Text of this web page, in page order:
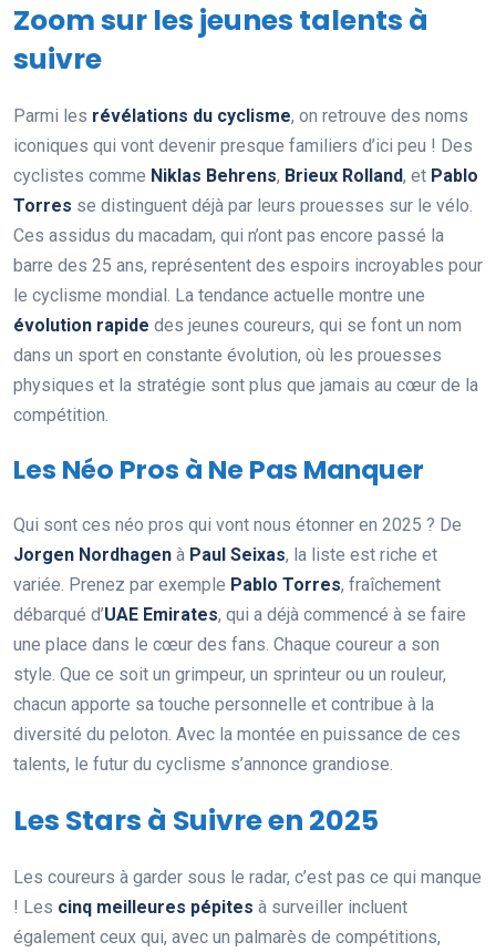
Zoom sur les jeunes talents à
suivre
Parmi les révélations du cyclisme, on retrouve des noms
iconiques qui vont devenir presque familiers d’ici peu ! Des
cyclistes comme Niklas Behrens, Brieux Rolland, et Pablo
Torres se distinguent déjà par leurs prouesses sur le vélo.
Ces assidus du macadam, qui n’ont pas encore passé la
barre des 25 ans, représentent des espoirs incroyables pour
le cyclisme mondial. La tendance actuelle montre une
évolution rapide des jeunes coureurs, qui se font un nom
dans un sport en constante évolution, où les prouesses
physiques et la stratégie sont plus que jamais au cœur de la
compétition.
Les Néo Pros à Ne Pas Manquer
Qui sont ces néo pros qui vont nous étonner en 2025 ? De
Jorgen Nordhagen à Paul Seixas, la liste est riche et
variée. Prenez par exemple Pablo Torres, fraîchement
débarqué d’UAE Emirates, qui a déjà commencé à se faire
une place dans le cœur des fans. Chaque coureur a son
style. Que ce soit un grimpeur, un sprinteur ou un rouleur,
chacun apporte sa touche personnelle et contribue à la
diversité du peloton. Avec la montée en puissance de ces
talents, le futur du cyclisme s’annonce grandiose.
Les Stars à Suivre en 2025
Les coureurs à garder sous le radar, c’est pas ce qui manque
! Les cinq meilleures pépites à surveiller incluent
également ceux qui, avec un palmarès de compétitions,